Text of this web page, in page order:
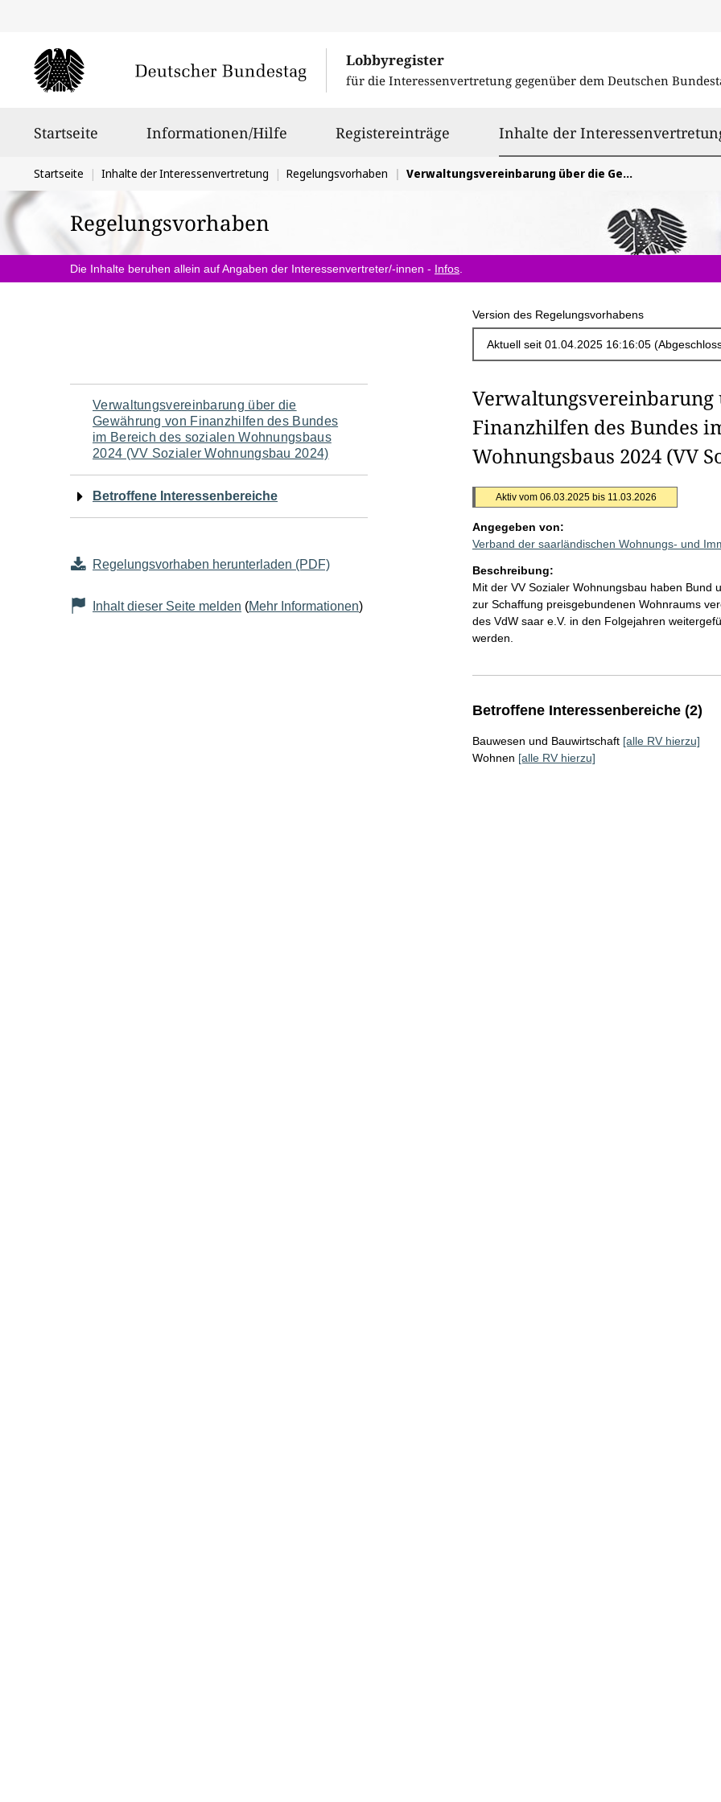
Lobbyregister
für die Interessenvertretung gegenüber dem Deutschen
Startseite Informationen/Hilfe Registereinträge Inhalte der
Sie
befinden
sich
hier:
Startseite Inhalte der Interessenvertretung Regelungsvorhaben Verwaltungsvereinbarung über die Gewährung von Finanzhilfen des Bundes im Bereich des sozialen Wohnungsbaus 2024 (VV Sozialer Wohnungsbau 2024)
Regelungsvorhaben
Die Inhalte beruhen allein auf Angaben der Interessenvertreter/-innen - Infos
Version des Regelungsvorhabens
Navigation
für
den
Seiteninhalt
Verwaltungsvereinbarung über die
Gewährung von Finanzhilfen des Bundes
im Bereich des sozialen Wohnungsbaus
2024 (VV Sozialer Wohnungsbau 2024)
Betroffene Interessenbereiche
Regelungsvorhaben herunterladen (PDF)
Inhalt dieser Seite melden (Mehr Informationen)
Finanzhilfen des Bundes
Wohnungsbaus 2024 (VV
Aktiv vom 06.03.2025 bis 11.03.2026
Angegeben von:
Verband der saarländischen Wohnungs- und
Beschreibung:
Mit der VV Sozialer Wohnungsbau haben
zur Schaffung preisgebundenen Wohnraums
des VdW saar e.V. in den Folgejahren
werden.
Betroffene Interessenbereiche (2)
Bauwesen und Bauwirtschaft [alle RV hierzu]
Wohnen [alle RV hierzu]